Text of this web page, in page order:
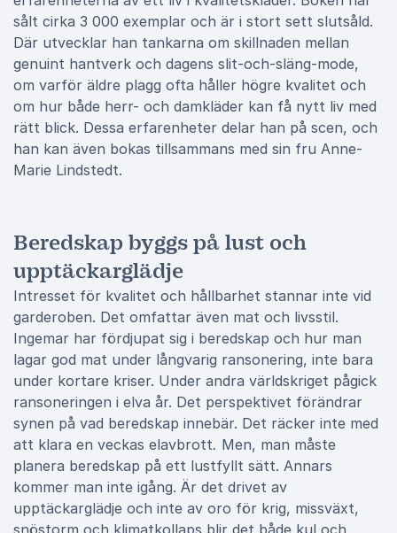
sålt cirka 3 000 exemplar och är i stort sett slutsåld.
Där utvecklar han tankarna om skillnaden mellan
genuint hantverk och dagens slit-och-släng-mode,
om varför äldre plagg ofta håller högre kvalitet och
om hur både herr- och damkläder kan få nytt liv med
rätt blick. Dessa erfarenheter delar han på scen, och
han kan även bokas tillsammans med sin fru Anne-
Marie Lindstedt.
Beredskap byggs på lust och
upptäckarglädje
Intresset för kvalitet och hållbarhet stannar inte vid
garderoben. Det omfattar även mat och livsstil.
Ingemar har fördjupat sig i beredskap och hur man
lagar god mat under långvarig ransonering, inte bara
under kortare kriser. Under andra världskriget pågick
ransoneringen i elva år. Det perspektivet förändrar
synen på vad beredskap innebär. Det räcker inte med
att klara en veckas elavbrott. Men, man måste
planera beredskap på ett lustfyllt sätt. Annars
kommer man inte igång. Är det drivet av
upptäckarglädje och inte av oro för krig, missväxt,
snöstorm och klimatkollaps blir det både kul och